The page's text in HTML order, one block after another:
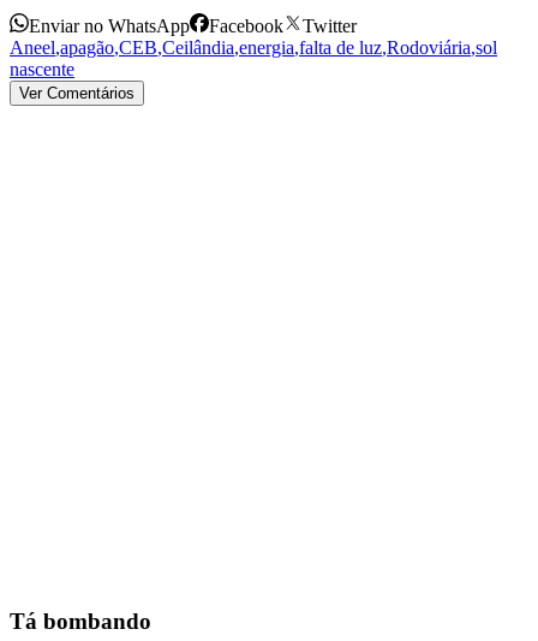
Enviar no WhatsApp Facebook
Twitter
Aneel,apagão,CEB,Ceilândia,energia,falta de luz,Rodoviária,sol
nascente
Ver Comentários
Tá bombando